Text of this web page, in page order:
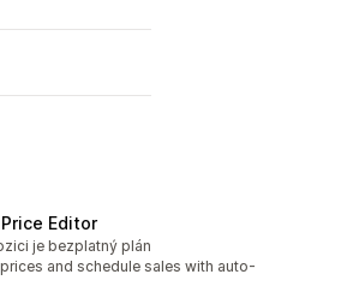
Editor
40
je bezplatný plán
and schedule sales with auto-